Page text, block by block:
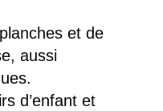
et de
aussi
d’enfant et